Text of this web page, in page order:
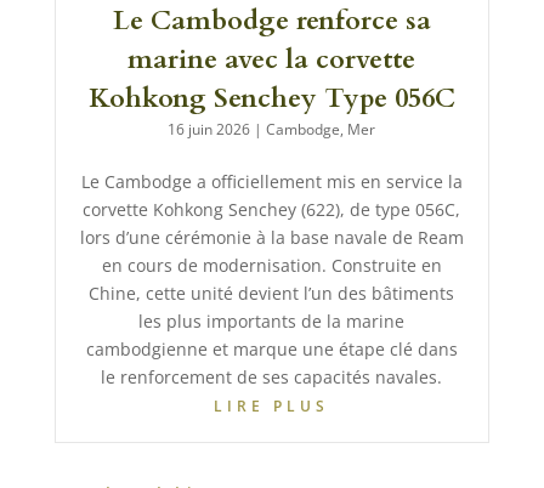
Le Cambodge renforce sa
marine avec la corvette
Kohkong Senchey Type 056C
16 juin 2026 |Cambodge, Mer
Le Cambodge a officiellement mis en service la
corvette Kohkong Senchey (622), de type 056C,
lors d’une cérémonie à la base navale de Ream
en cours de modernisation. Construite en
Chine, cette unité devient l’un des bâtiments
les plus importants de la marine
cambodgienne et marque une étape clé dans
le renforcement de ses capacités navales.
LIRE PLUS